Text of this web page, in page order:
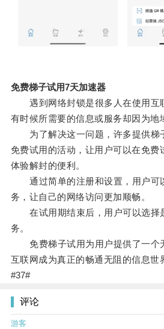
免费梯子试用7天加速器
遇到网络封锁是很多人在使用互
有时候所需要的信息或服务却因为地
为了解决这一问题，许多提供梯
免费试用的活动，让用户可以在免费
体验解封的便利。
通过简单的注册和设置，用户可
务，让自己的网络访问更加顺畅。
在试用期结束后，用户可以选择
务。
免费梯子试用为用户提供了一个
互联网成为真正的畅通无阻的信息世
#37#
评论
游客